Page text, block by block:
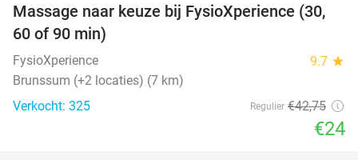
44%
Massage naar keuze bij FysioXperience (30,
60 of 90 min)
FysioXperience 9.7 star
Brunssum (+2 locaties) (7 km)
Verkocht: 325
Regulier €42,75
€24